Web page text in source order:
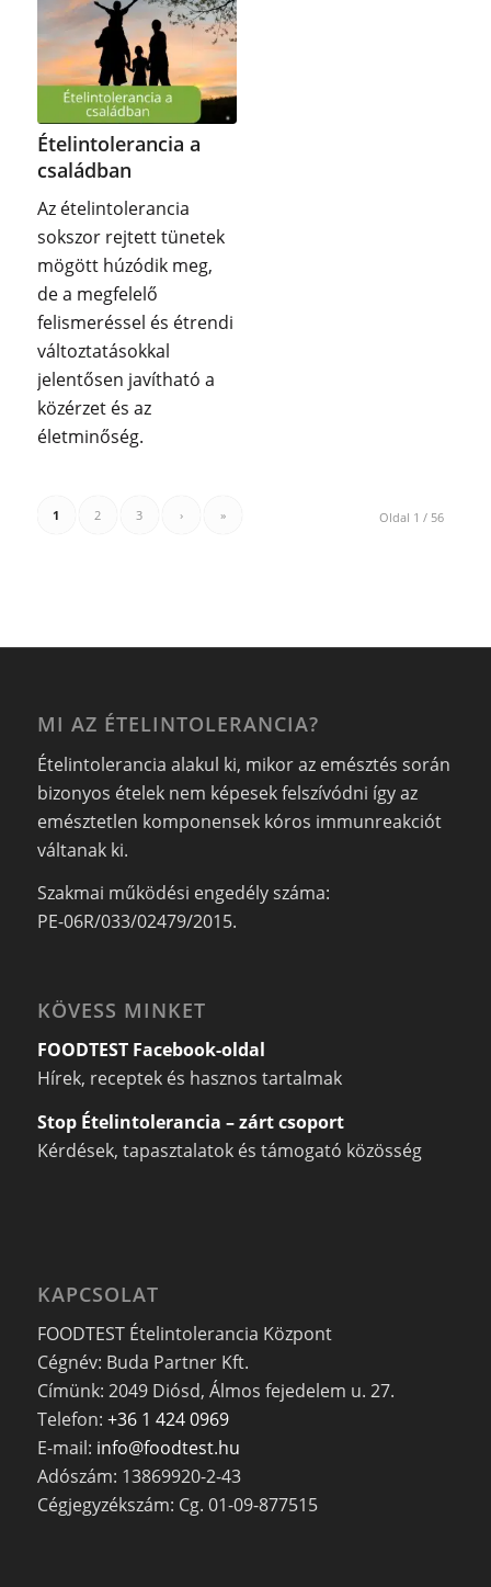
Ételintolerancia a
családban
Az ételintolerancia
sokszor rejtett tünetek
mögött húzódik meg,
de a megfelelő
felismeréssel és étrendi
változtatásokkal
jelentősen javítható a
közérzet és az
életminőség.
Oldal 1 / 56
1 2 3 › »
MI AZ ÉTELINTOLERANCIA?
Ételintolerancia alakul ki, mikor az emésztés során
bizonyos ételek nem képesek felszívódni így az
emésztetlen komponensek kóros immunreakciót
váltanak ki.
Szakmai működési engedély száma:
PE-06R/033/02479/2015.
KÖVESS MINKET
FOODTEST Facebook-oldal
Hírek, receptek és hasznos tartalmak
Stop Ételintolerancia – zárt csoport
Kérdések, tapasztalatok és támogató közösség
KAPCSOLAT
FOODTEST Ételintolerancia Központ
Cégnév: Buda Partner Kft.
Címünk: 2049 Diósd, Álmos fejedelem u. 27.
Telefon: +36 1 424 0969
E-mail: info@foodtest.hu
Adószám: 13869920-2-43
Cégjegyzékszám: Cg. 01-09-877515